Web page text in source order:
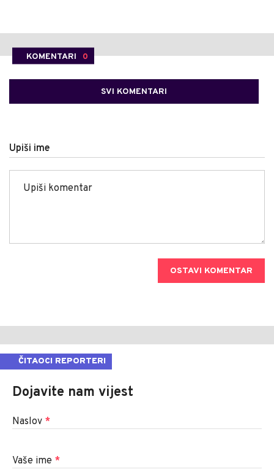
KOMENTARI 0
SVI KOMENTARI
Upiši ime
OSTAVI KOMENTAR
ČITAOCI REPORTERI
Dojavite nam vijest
Naslov *
Vaše ime *